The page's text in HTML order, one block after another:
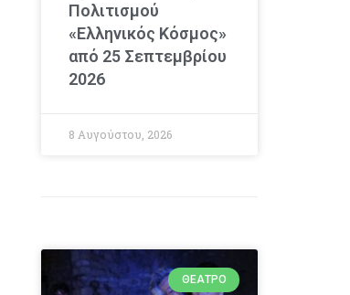
Πολιτισμού
«Ελληνικός Κόσμος»
από 25 Σεπτεμβρίου
2026
8 Αυγούστου, 2026
ΘΈΑΤΡΟ